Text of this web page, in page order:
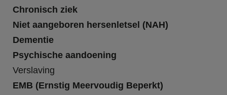
Chronisch ziek
Niet aangeboren hersenletsel (NAH)
Dementie
Psychische aandoening
Verslaving
EMB (Ernstig Meervoudig Beperkt)